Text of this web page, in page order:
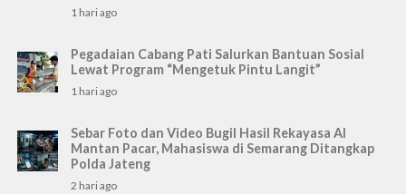
1 hari ago
Pegadaian Cabang Pati Salurkan Bantuan Sosial
Lewat Program “Mengetuk Pintu Langit”
1 hari ago
Sebar Foto dan Video Bugil Hasil Rekayasa AI
Mantan Pacar, Mahasiswa di Semarang Ditangkap
Polda Jateng
2 hari ago